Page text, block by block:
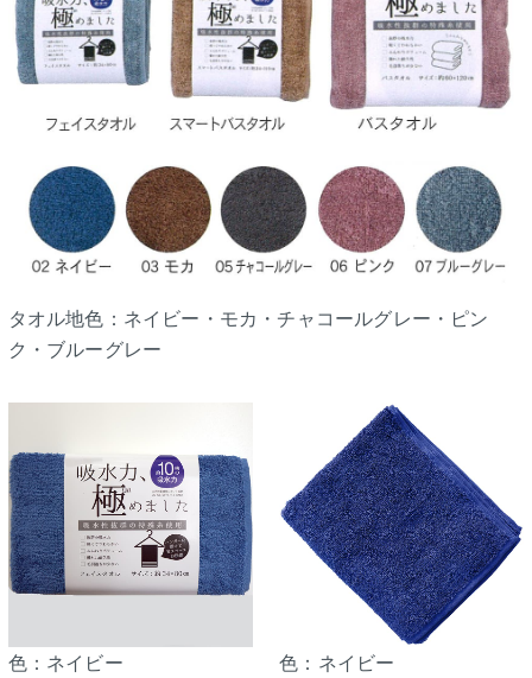
タオル地色：ネイビー・モカ・チャコールグレー・ピン
ク・ブルーグレー
色：ネイビー 色：ネイビー